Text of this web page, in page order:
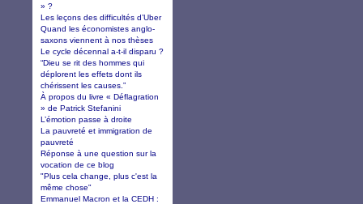
» ?
Les leçons des difficultés d’Uber
Quand les économistes anglo-
saxons viennent à nos thèses
Le cycle décennal a-t-il disparu ?
“Dieu se rit des hommes qui
déplorent les effets dont ils
chérissent les causes.”
À propos du livre « Déflagration
» de Patrick Stefanini
L’émotion passe à droite
La pauvreté et immigration de
pauvreté
Réponse à une question sur la
vocation de ce blog
"Plus cela change, plus c'est la
même chose"
Emmanuel Macron et la CEDH :